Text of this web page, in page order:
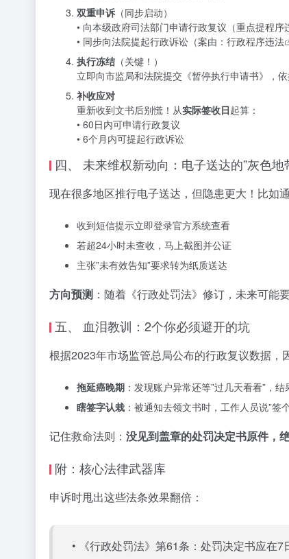
双重申诉 （同步启动）
• 向本级政府司法部门申请行政复议（重点提程序
• 同步向法院提起行政诉讼（案由： 行政程序违法
执行冻结 （关键！）
立即向市监局和法院提交《暂停执行申请书》，
补收应对
重新收到文书后别慌！从实际签收日起算：
• 60日内可申请行政复议
• 6个月内可提起行政诉讼
四、 未来维权新动向：电子送达的”灰色地
现在很多地区推行电子送达，但隐患更大！比如
收到短信提示立即登录官方系统查看
若超24小时未查收，马上截图并公证
主张”未有效告知”要求转为纸质送达
方向预测 ：随着《行政处罚法》修订，未来可能
五、 血泪教训：2个你必须避开的坑
根据2023年市场监管总局公布的行政复议数据，
拖延癌晚期 ：发现账户异常还等”过几天看看”，
瞎签字认栽 ：被通知去领文书时，工作人员说”
记住救命法则： 没见到盖章的处罚决定书原件，
附：核心法律武器库
申诉时甩出这些法条效果翻倍：
• 《行政处罚法》第61条：处罚决定书应在7